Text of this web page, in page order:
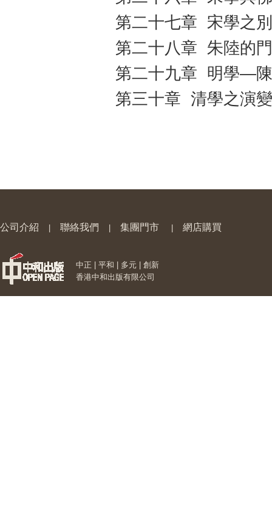
第二十七章 宋學之
第二十八章 朱陸的
第二十九章 明學—
第三十章 清學之演變
公司介紹 聯絡我們 集團門市 網店購買
中正 | 平和 | 多元 | 創新
香港中和出版有限公司